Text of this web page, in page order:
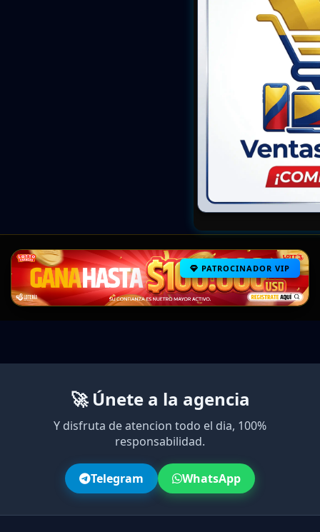
PATROCINADOR VIP
🚀 Únete a la agencia
Y disfruta de atencion todo el dia, 100%
responsabilidad.
Telegram WhatsApp